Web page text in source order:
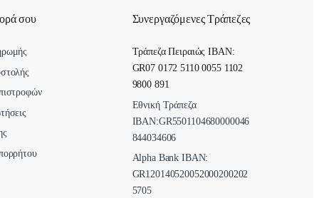
σου Συνεργαζόμενες Τράπεζες
Τράπεζα Πειραιώς IBAN:
GR07 0172 5110 0055 1102
9800 891
Εθνική Τράπεζα
ΙΒΑΝ:GR5501104680000046
844034606
Alpha Bank ΙΒΑΝ:
GR120140520052000200202
5705